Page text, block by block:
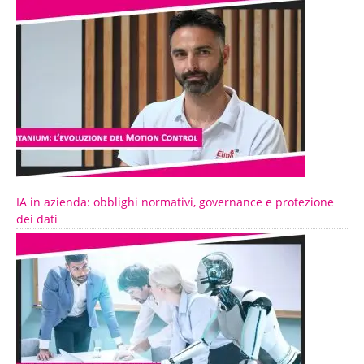
IA in azienda: obblighi normativi, governance e protezione
dei dati